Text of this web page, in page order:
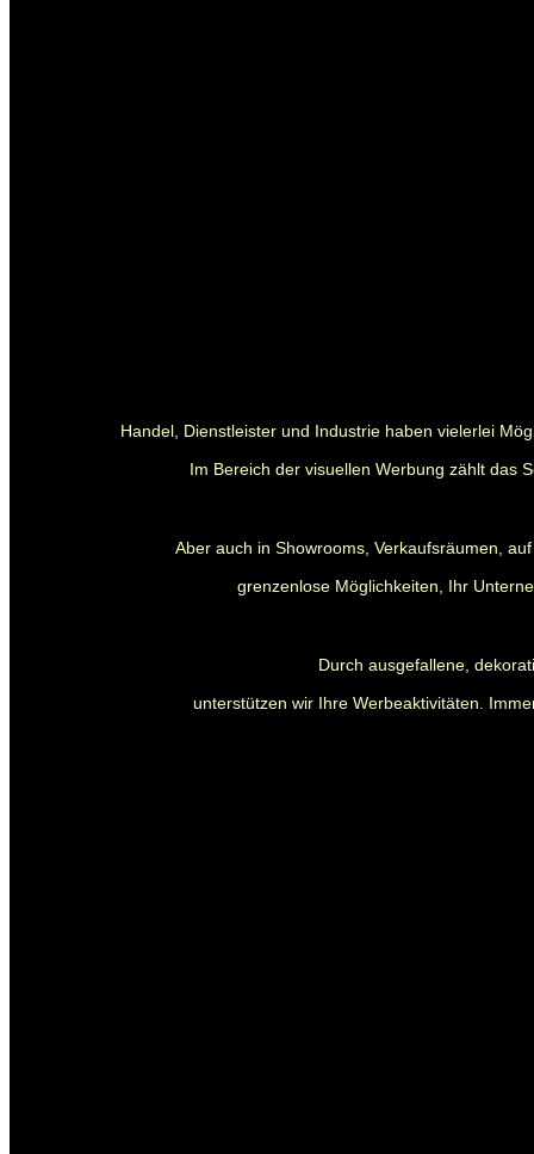
Handel, Dienstleister und Industrie haben vielerlei
Im Bereich der visuellen Werbung zählt das
Aber auch in Showrooms, Verkaufsräumen,
grenzenlose Möglichkeiten, Ihr
Durch ausgefallene,
unterstützen wir Ihre Werbeaktivitäten.